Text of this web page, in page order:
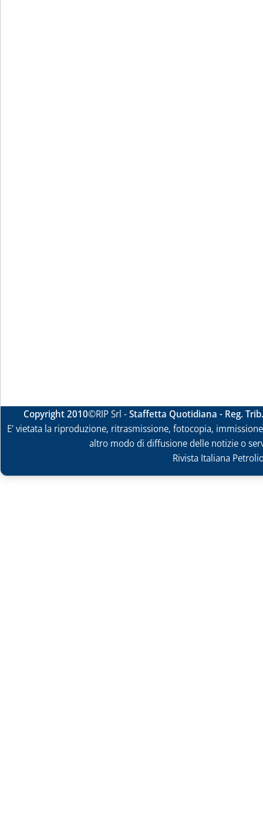
Copyright 2010©RIP Srl -Staffetta Quotidiana - Reg.
E' vietata la riproduzione, ritrasmissione, fotocopia,
altro modo di diffusione delle notizie o
Rivista Italiana